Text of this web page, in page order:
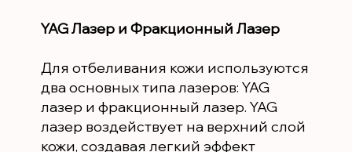
YAG Лазер и Фракционный Лазер
Для отбеливания кожи используются
два основных типа лазеров: YAG
лазер и фракционный лазер. YAG
лазер воздействует на верхний слой
кожи, создавая легкий эффект